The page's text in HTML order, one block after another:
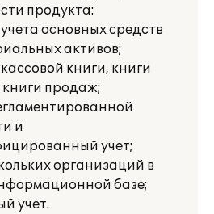
продукта:
основных средств
активов;
книги, книги
книги продаж;
и
учет;
организаций в
базе;
учет.